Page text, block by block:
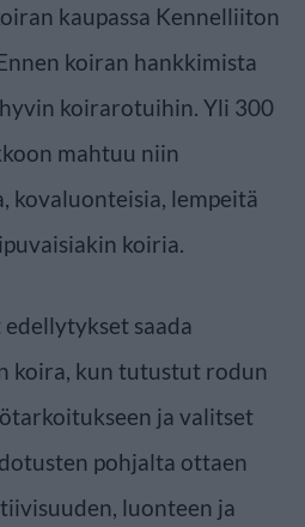
kaupassa Kennelliiton
koiran hankkimista
koirarotuihin. Yli 300
mahtuu niin
kovaluonteisia, lempeitä
koiria.
saada
koira, kun tutustut rodun
ja valitset
pohjalta ottaen
luonteen ja